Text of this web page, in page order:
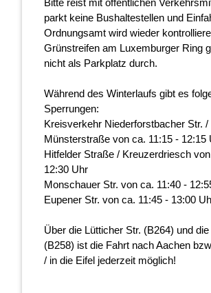
Bitte reist mit öffentlichen
parkt keine Bushaltestellen und
Ordnungsamt wird wieder
Grünstreifen am Luxemburger Ring
nicht als Parkplatz durch.
Während des Winterlaufs gibt es
Sperrungen:
Kreisverkehr Niederforstbacher Str. /
Münsterstraße von ca. 11:15 - 12:15
Hitfelder Straße / Kreuzerdriesch
12:30 Uhr
Monschauer Str. von ca. 11:40 -
Eupener Str. von ca. 11:45 - 13:00
Über die Lütticher Str. (B264) und die
(B258) ist die Fahrt nach Aachen
/ in die Eifel jederzeit möglich!